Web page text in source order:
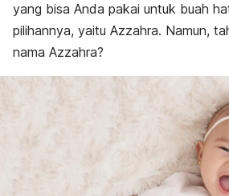
yang bisa Anda pakai untuk buah
pilihannya, yaitu Azzahra. Namun,
nama Azzahra?